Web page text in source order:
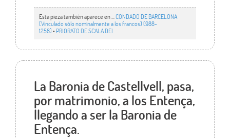
Esta pieza también aparece en ... CONDADO DE BARCELONA
(Vinculado sólo nominalmente a los francos) (988-
1258)• PRIORATO DE SCALA DEI
La Baronia de Castellvell, pasa,
por matrimonio, a los Entença,
llegando a ser la Baronia de
Entença.